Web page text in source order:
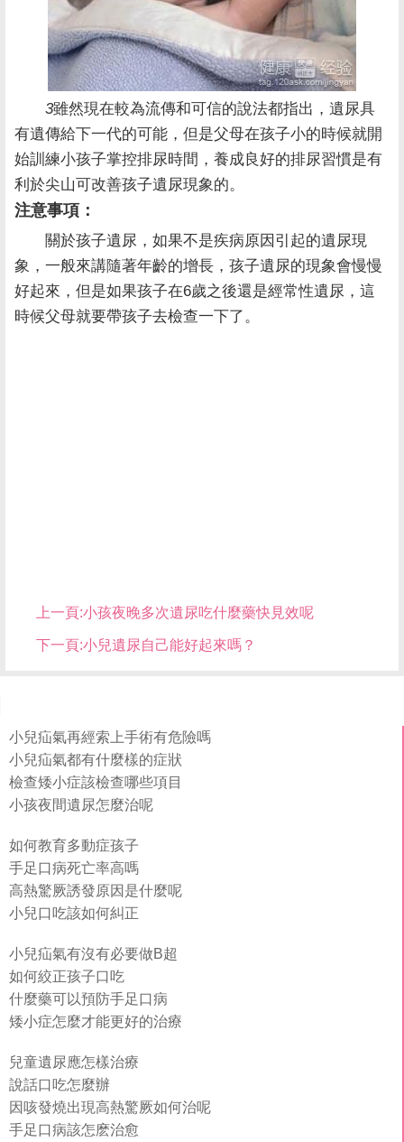
3雖然現在較為流傳和可信的說法都指出，遺尿具
有遺傳給下一代的可能，但是父母在孩子小的時候就開
始訓練小孩子掌控排尿時間，養成良好的排尿習慣是有
利於尖山可改善孩子遺尿現象的。
注意事項：
關於孩子遺尿，如果不是疾病原因引起的遺尿現
象，一般來講隨著年齡的增長，孩子遺尿的現象會慢慢
好起來，但是如果孩子在6歲之後還是經常性遺尿，這
時候父母就要帶孩子去檢查一下了。
上一頁:小孩夜晚多次遺尿吃什麼藥快見效呢
下一頁:小兒遺尿自己能好起來嗎？
小兒疝氣再經索上手術有危險嗎
小兒疝氣都有什麼樣的症狀
檢查矮小症該檢查哪些項目
小孩夜間遺尿怎麼治呢
如何教育多動症孩子
手足口病死亡率高嗎
高熱驚厥誘發原因是什麼呢
小兒口吃該如何糾正
小兒疝氣有沒有必要做B超
如何絞正孩子口吃
什麼藥可以預防手足口病
矮小症怎麼才能更好的治療
兒童遺尿應怎樣治療
說話口吃怎麼辦
因咳發燒出現高熱驚厥如何治呢
手足口病該怎麽治愈